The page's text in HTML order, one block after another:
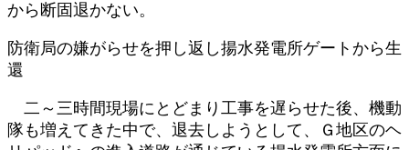
から断固退かない。
防衛局の嫌がらせを押し返し揚水発電所ゲートから生
還
二～三時間現場にとどまり工事を遅らせた後、機動
隊も増えてきた中で、退去しようとして、Ｇ地区のヘ